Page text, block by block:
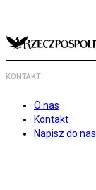
KONTAKT
O nas
Kontakt
Napisz do nas